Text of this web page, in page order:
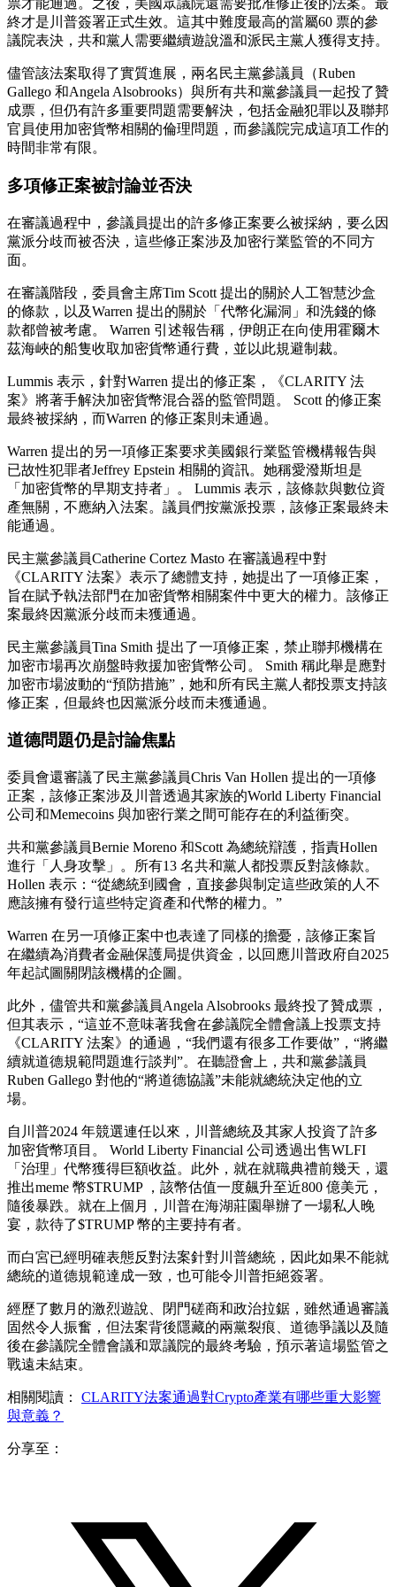
票才能通過。之後，美國眾議院還需要批准修正後的法案。最
終才是川普簽署正式生效。這其中難度最高的當屬60 票的參
議院表決，共和黨人需要繼續遊說溫和派民主黨人獲得支持。
儘管該法案取得了實質進展，兩名民主黨參議員（Ruben
Gallego 和Angela Alsobrooks）與所有共和黨參議員一起投了贊
成票，但仍有許多重要問題需要解決，包括金融犯罪以及聯邦
官員使用加密貨幣相關的倫理問題，而參議院完成這項工作的
時間非常有限。
多項修正案被討論並否決
在審議過程中，參議員提出的許多修正案要么被採納，要么因
黨派分歧而被否決，這些修正案涉及加密行業監管的不同方
面。
在審議階段，委員會主席Tim Scott 提出的關於人工智慧沙盒
的條款，以及Warren 提出的關於「代幣化漏洞」和洗錢的條
款都曾被考慮。 Warren 引述報告稱，伊朗正在向使用霍爾木
茲海峽的船隻收取加密貨幣通行費，並以此規避制裁。
Lummis 表示，針對Warren 提出的修正案，《CLARITY 法
案》將著手解決加密貨幣混合器的監管問題。 Scott 的修正案
最終被採納，而Warren 的修正案則未通過。
Warren 提出的另一項修正案要求美國銀行業監管機構報告與
已故性犯罪者Jeffrey Epstein 相關的資訊。她稱愛潑斯坦是
「加密貨幣的早期支持者」。 Lummis 表示，該條款與數位資
產無關，不應納入法案。議員們按黨派投票，該修正案最終未
能通過。
民主黨參議員Catherine Cortez Masto 在審議過程中對
《CLARITY 法案》表示了總體支持，她提出了一項修正案，
旨在賦予執法部門在加密貨幣相關案件中更大的權力。該修正
案最終因黨派分歧而未獲通過。
民主黨參議員Tina Smith 提出了一項修正案，禁止聯邦機構在
加密市場再次崩盤時救援加密貨幣公司。 Smith 稱此舉是應對
加密市場波動的“預防措施”，她和所有民主黨人都投票支持該
修正案，但最終也因黨派分歧而未獲通過。
道德問題仍是討論焦點
委員會還審議了民主黨參議員Chris Van Hollen 提出的一項修
正案，該修正案涉及川普透過其家族的World Liberty Financial
公司和Memecoins 與加密行業之間可能存在的利益衝突。
共和黨參議員Bernie Moreno 和Scott 為總統辯護，指責Hollen
進行「人身攻擊」。所有13 名共和黨人都投票反對該條款。
Hollen 表示：“從總統到國會，直接參與制定這些政策的人不
應該擁有發行這些特定資產和代幣的權力。”
Warren 在另一項修正案中也表達了同樣的擔憂，該修正案旨
在繼續為消費者金融保護局提供資金，以回應川普政府自2025
年起試圖關閉該機構的企圖。
此外，儘管共和黨參議員Angela Alsobrooks 最終投了贊成票，
但其表示，“這並不意味著我會在參議院全體會議上投票支持
《CLARITY 法案》的通過，“我們還有很多工作要做”，“將繼
續就道德規範問題進行談判​​”。在聽證會上，共和黨參議員
Ruben Gallego 對他的“將道德協議”未能就總統決定他的立
場。
自川普2024 年競選連任以來，川普總統及其家人投資了許多
加密貨幣項目。 World Liberty Financial 公司透過出售WLFI
「治理」代幣獲得巨額收益。此外，就在就職典禮前幾天，還
推出meme 幣$TRUMP ，該幣估值一度飆升至近800 億美元，
隨後暴跌。就在上個月，川普在海湖莊園舉辦了一場私人晚
宴，款待了$TRUMP 幣的主要持有者。
而白宮已經明確表態反對法案針對川普總統，因此如果不能就
總統的道德規範達成一致，也可能令川普拒絕簽署。
經歷了數月的激烈遊說、閉門磋商和政治拉鋸，雖然通過審議
固然令人振奮，但法案背後隱藏的兩黨裂痕、道德爭議以及隨
後在參議院全體會議和眾議院的最終考驗，預示著這場監管之
戰遠未結束。
相關閱讀： CLARITY法案通過對Crypto產業有哪些重大影響
與意義？
分享至：